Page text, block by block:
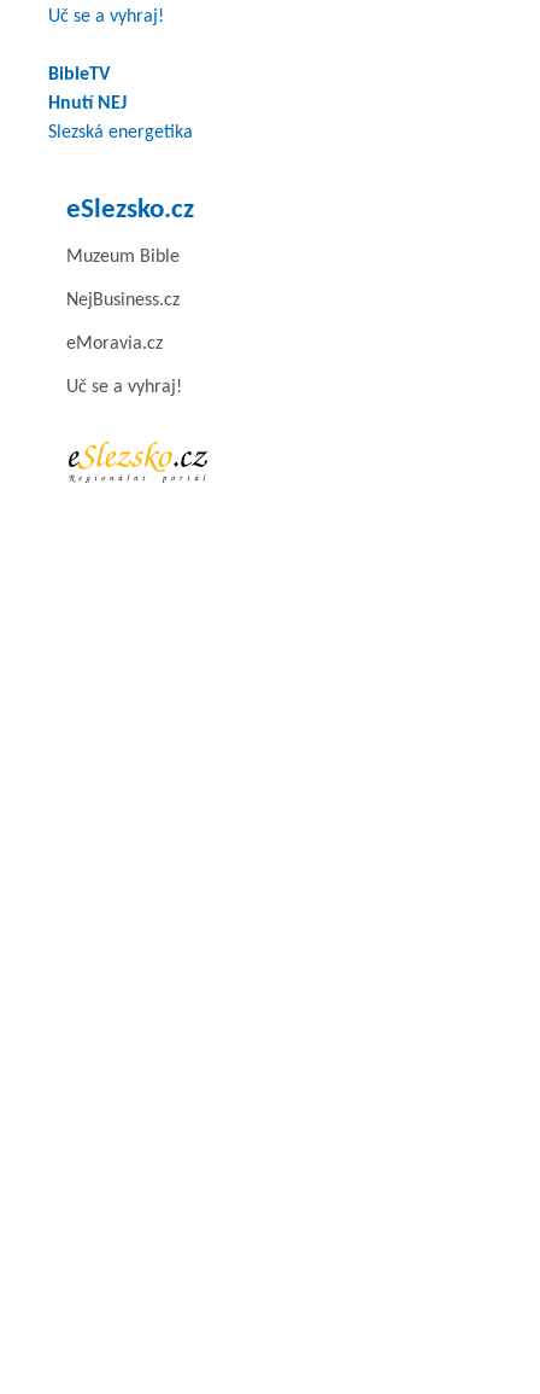
Uč se a vyhraj!
BibleTV
Hnutí NEJ
Slezská energetika
eSlezsko.cz
Muzeum Bible
NejBusiness.cz
eMoravia.cz
Uč se a vyhraj!